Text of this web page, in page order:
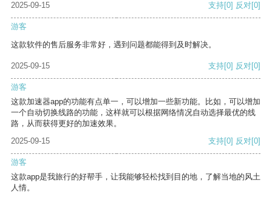
2025-09-15
支持[0] 反对[0]
游客
这款软件的售后服务非常好，遇到问题都能得到及时解决。
2025-09-15 支持[0] 反对[0]
游客
这款加速器app的功能有点单一，可以增加一些新功能。比如，可以增加
一个自动切换线路的功能，这样就可以根据网络情况自动选择最优的线
路，从而获得更好的加速效果。
2025-09-15
支持[0] 反对[0]
游客
这款app是我旅行的好帮手，让我能够轻松找到目的地，了解当地的风土
人情。